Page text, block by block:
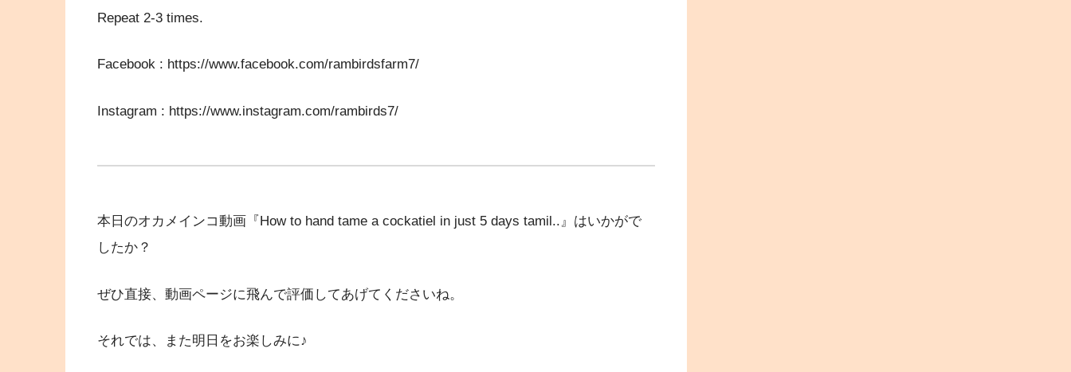
Repeat 2-3 times.
Facebook : https://www.facebook.com/rambirdsfarm7/
Instagram : https://www.instagram.com/rambirds7/
本日のオカメインコ動画『How to hand tame a cockatiel in just 5 days tamil..』はいかがで
したか？
ぜひ直接、動画ページに飛んで評価してあげてくださいね。
それでは、また明日をお楽しみに♪